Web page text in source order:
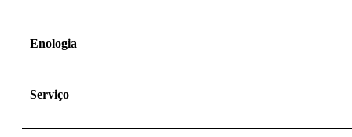
Enologia
Serviço